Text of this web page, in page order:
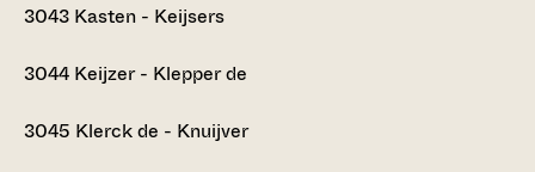
3043 Kasten - Keijsers
3044 Keijzer - Klepper de
3045 Klerck de - Knuijver